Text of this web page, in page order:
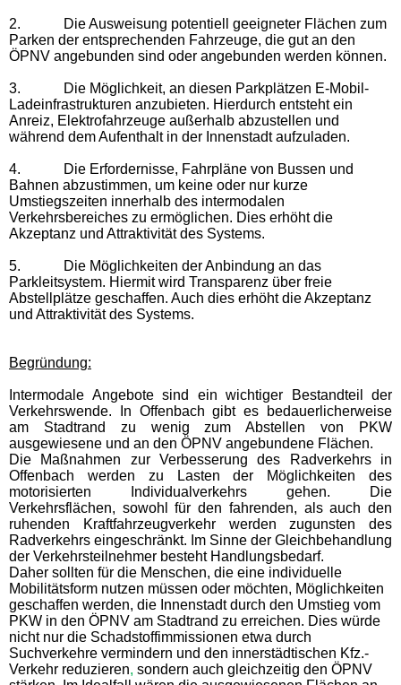
2.
Die Ausweisung potentiell geeigneter Flächen zum
Parken der entsprechenden Fahrzeuge, die gut an den
ÖPNV angebunden sind oder angebunden werden können.
3.
Die Möglichkeit, an diesen Parkplätzen E-Mobil-
Ladeinfrastrukturen anzubieten. Hierdurch entsteht ein
Anreiz, Elektrofahrzeuge außerhalb abzustellen und
während dem Aufenthalt in der Innenstadt aufzuladen.
4.
Die Erfordernisse, Fahrpläne von Bussen und
Bahnen abzustimmen, um keine oder nur kurze
Umstiegszeiten innerhalb des intermodalen
Verkehrsbereiches zu ermöglichen. Dies erhöht die
Akzeptanz und Attraktivität des Systems.
5.
Die Möglichkeiten der Anbindung an das
Parkleitsystem. Hiermit wird Transparenz über freie
Abstellplätze geschaffen. Auch dies erhöht die Akzeptanz
und Attraktivität des Systems.
Begründung:
Intermodale Angebote sind ein wichtiger Bestandteil der
Verkehrswende. In Offenbach gibt es bedauerlicherweise
am Stadtrand zu wenig zum Abstellen von PKW
ausgewiesene und an den ÖPNV angebundene Flächen.
Die Maßnahmen zur Verbesserung des Radverkehrs in
Offenbach werden zu Lasten der Möglichkeiten des
motorisierten Individualverkehrs gehen. Die
Verkehrsflächen, sowohl für den fahrenden, als auch den
ruhenden Kraftfahrzeugverkehr werden zugunsten des
Radverkehrs eingeschränkt. Im Sinne der Gleichbehandlung
der Verkehrsteilnehmer besteht Handlungsbedarf.
Daher sollten für die Menschen, die eine individuelle
Mobilitätsform nutzen müssen oder möchten, Möglichkeiten
geschaffen werden, die Innenstadt durch den Umstieg vom
PKW in den ÖPNV am Stadtrand zu erreichen. Dies würde
nicht nur die Schadstoffimmissionen etwa durch
Suchverkehre vermindern und den innerstädtischen Kfz.-
Verkehr reduzieren, sondern auch gleichzeitig den ÖPNV